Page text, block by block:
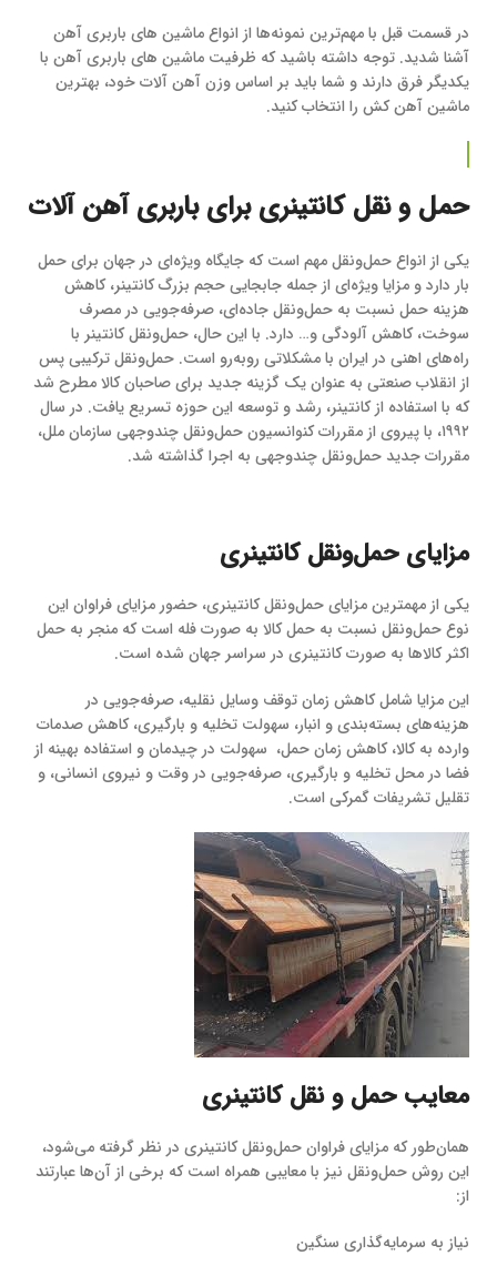
در قسمت قبل با مهم‌ترین نمونه‌ها از انواع ماشین های باربری آهن
آشنا شدید. توجه داشته باشید که ظرفیت ماشین های باربری آهن با
یکدیگر فرق دارند و شما باید بر اساس وزن آهن آلات خود، بهترین
ماشین آهن کش را انتخاب کنید.
حمل‌ و نقل کانتینری برای باربری آهن آلات
یکی از انواع حمل‌ونقل مهم است که جایگاه ویژه‌ای در جهان برای حمل
بار دارد و مزایا ویژه‌ای از جمله جابجایی حجم بزرگ کانتینر، کاهش
هزینه حمل نسبت به حمل‌ونقل جاده‌ای، صرفه‌جویی در مصرف
سوخت، کاهش آلودگی و… دارد. با این حال، حمل‌ونقل کانتینر با
راه‌های اهنی در ایران با مشکلاتی روبه‌رو است. حمل‌ونقل ترکیبی پس
از انقلاب صنعتی به عنوان یک گزینه جدید برای صاحبان کالا مطرح شد
که با استفاده از کانتینر، رشد و توسعه این حوزه تسریع یافت. در سال
۱۹۹۲، با پیروی از مقررات کنوانسیون حمل‌ونقل چندوجهی سازمان ملل،
مقررات جدید حمل‌ونقل چندوجهی به اجرا گذاشته شد.
مزایای حمل‌ونقل کانتینری
یکی از مهمترین مزایای حمل‌ونقل کانتینری، حضور مزایای فراوان این
نوع حمل‌ونقل نسبت به حمل کالا به صورت فله است که منجر به حمل
اکثر کالاها به صورت کانتینری در سراسر جهان‌ شده‌ است.
این مزایا شامل کاهش زمان توقف وسایل نقلیه، صرفه‌جویی در
هزینه‌های بسته‌بندی و انبار، سهولت تخلیه و بارگیری، کاهش صدمات
وارده به کالا، کاهش زمان حمل، سهولت در چیدمان و استفاده بهینه از
فضا در محل تخلیه و بارگیری، صرفه‌جویی در وقت و نیروی انسانی، و
تقلیل تشریفات گمرکی است.
معایب حمل‌ و نقل کانتینری
همان‌طور که مزایای فراوان حمل‌ونقل کانتینری در نظر گرفته می‌شود،
این روش حمل‌ونقل نیز با معایبی همراه است که برخی از آن‌ها عبارتند
از:
نیاز به سرمایه‌گذاری سنگین